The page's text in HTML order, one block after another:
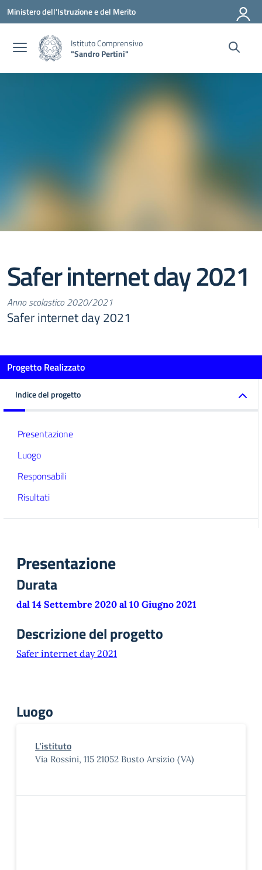
Vai ai contenuti
Vai al menu di navigazione
Vai al footer
Ministero dell'Istruzione e del Merito
Istituto Comprensivo
"Sandro Pertini"
Safer internet day 2021
Anno scolastico 2020/2021
Safer internet day 2021
Progetto Realizzato
Indice del progetto
Presentazione
Luogo
Responsabili
Risultati
Presentazione
Durata
dal 14 Settembre 2020 al 10 Giugno 2021
Descrizione del progetto
Safer internet day 2021
Luogo
L'istituto
Via Rossini, 115 21052 Busto Arsizio (VA)